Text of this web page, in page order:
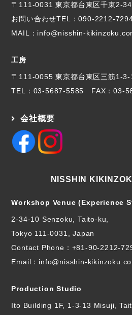
〒111-0031 東京都台東区千束2-
お問い合わせTEL：090-2212-
MAIL：info@nisshin-
工房
〒111-0055 東京都台東区三筋1-
TEL： 03-5687-5585 FAX：03-
会社概要
NISSHIN
Workshop Venue (Experience
2-34-10 Senzoku, Taito-ku,
Tokyo 111-0031, Japan
Contact Phone： +81-90-2212-
Email：info@nisshin-
Production Studio
Ito Building 1F, 1-3-13 Misuji,